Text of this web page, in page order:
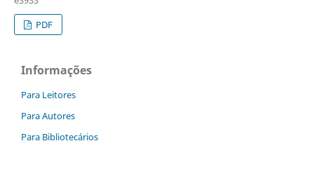
PDF
Informações
Para Leitores
Para Autores
Para Bibliotecários